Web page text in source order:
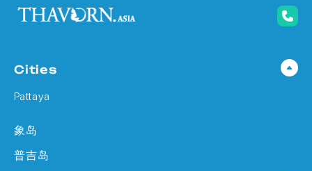
Cities
Pattaya
象岛
普吉岛